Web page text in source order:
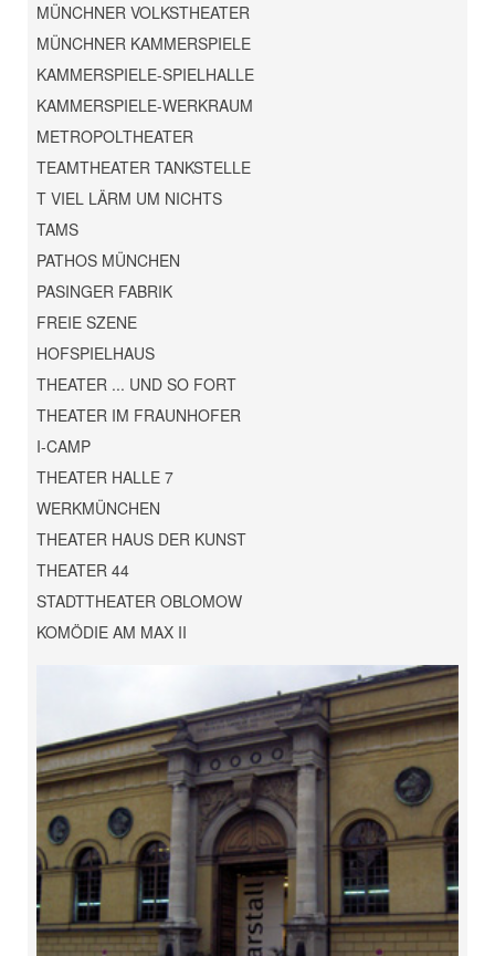
MÜNCHNER VOLKSTHEATER
MÜNCHNER KAMMERSPIELE
KAMMERSPIELE-SPIELHALLE
KAMMERSPIELE-WERKRAUM
METROPOLTHEATER
TEAMTHEATER TANKSTELLE
T VIEL LÄRM UM NICHTS
TAMS
PATHOS MÜNCHEN
PASINGER FABRIK
FREIE SZENE
HOFSPIELHAUS
THEATER ... UND SO FORT
THEATER IM FRAUNHOFER
I-CAMP
THEATER HALLE 7
WERKMÜNCHEN
THEATER HAUS DER KUNST
THEATER 44
STADTTHEATER OBLOMOW
KOMÖDIE AM MAX II